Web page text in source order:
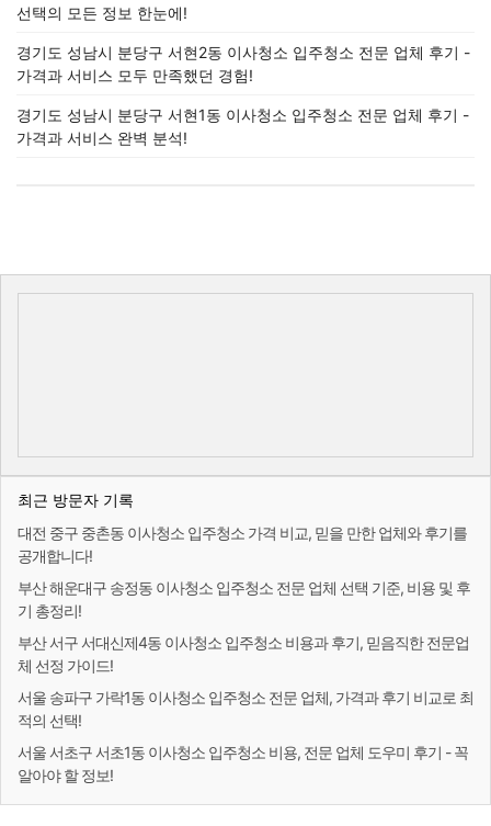
선택의 모든 정보 한눈에!
경기도 성남시 분당구 서현2동 이사청소 입주청소 전문 업체 후기 -
가격과 서비스 모두 만족했던 경험!
경기도 성남시 분당구 서현1동 이사청소 입주청소 전문 업체 후기 -
가격과 서비스 완벽 분석!
최근 방문자 기록
대전 중구 중촌동 이사청소 입주청소 가격 비교, 믿을 만한 업체와 후기를
공개합니다!
부산 해운대구 송정동 이사청소 입주청소 전문 업체 선택 기준, 비용 및 후
기 총정리!
부산 서구 서대신제4동 이사청소 입주청소 비용과 후기, 믿음직한 전문업
체 선정 가이드!
서울 송파구 가락1동 이사청소 입주청소 전문 업체, 가격과 후기 비교로 최
적의 선택!
서울 서초구 서초1동 이사청소 입주청소 비용, 전문 업체 도우미 후기 - 꼭
알아야 할 정보!